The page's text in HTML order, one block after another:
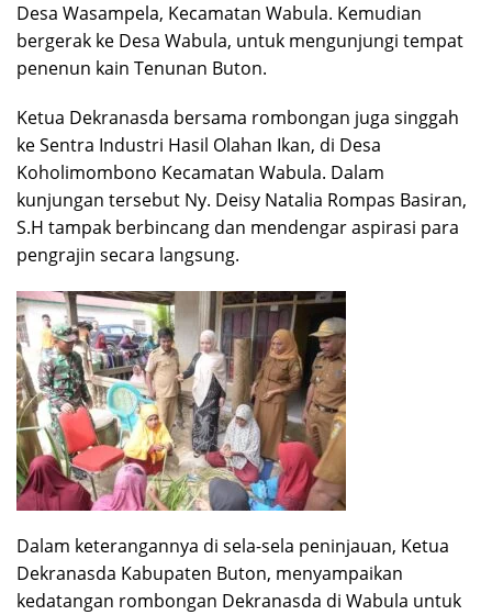
Desa Wasampela, Kecamatan Wabula. Kemudian
bergerak ke Desa Wabula, untuk mengunjungi tempat
penenun kain Tenunan Buton.
Ketua Dekranasda bersama rombongan juga singgah
ke Sentra Industri Hasil Olahan Ikan, di Desa
Koholimombono Kecamatan Wabula. Dalam
kunjungan tersebut Ny. Deisy Natalia Rompas Basiran,
S.H tampak berbincang dan mendengar aspirasi para
pengrajin secara langsung.
Dalam keterangannya di sela-sela peninjauan, Ketua
Dekranasda Kabupaten Buton, menyampaikan
kedatangan rombongan Dekranasda di Wabula untuk